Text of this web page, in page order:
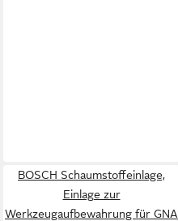
BOSCH Schaumstoffeinlage,
Einlage zur
Werkzeugaufbewahrung für GNA